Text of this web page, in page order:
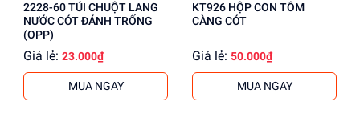
2228-60 TÚI CHUỘT LANG
NƯỚC CÓT ĐÁNH TRỐNG
(OPP)
Giá lẻ: 23.000₫
MUA NGAY
KT926 HỘP CON TÔM
CÀNG CÓT
Giá lẻ: 50.000₫
MUA NGAY